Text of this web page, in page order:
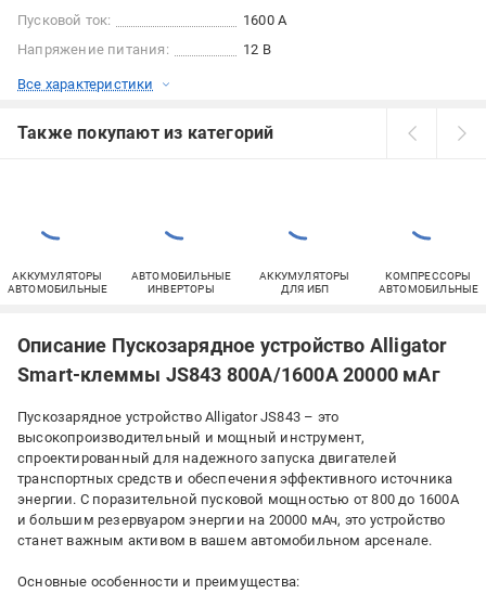
Пусковой ток:
1600 А
Напряжение питания:
12 В
Все характеристики
Также покупают из категорий
АККУМУЛЯТОРЫ
АВТОМОБИЛЬНЫЕ
АВТОМОБИЛЬНЫЕ
ИНВЕРТОРЫ
АККУМУЛЯТОРЫ
ДЛЯ ИБП
КОМПРЕССОРЫ
АВТОМОБИЛЬНЫЕ
Описание Пускозарядное устройство Alligator
Smart-клеммы JS843 800А/1600А 20000 мАг
Пускозарядное устройство Alligator JS843 – это
высокопроизводительный и мощный инструмент,
спроектированный для надежного запуска двигателей
транспортных средств и обеспечения эффективного источника
энергии. С поразительной пусковой мощностью от 800 до 1600А
и большим резервуаром энергии на 20000 мАч, это устройство
станет важным активом в вашем автомобильном арсенале.
Основные особенности и преимущества: